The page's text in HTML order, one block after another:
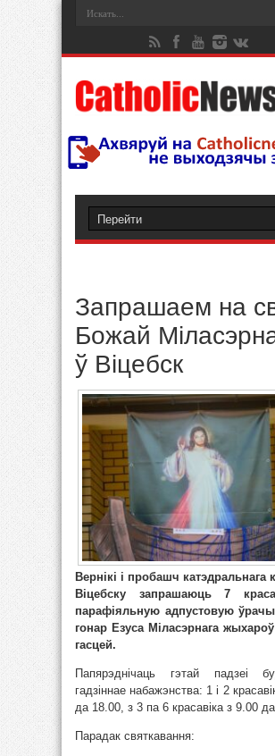
Запрашаем на
Божай
ў Віцебск
Вернікі і пробашч катэдральнага
Віцебску запрашаюць 7
парафіяльную адпустовую
гонар Езуса Міласэрнага жыхароў
гасцей.
Папярэднічаць гэтай падзеі
гадзіннае набажэнства: 1 і 2
да 18.00, з 3 па 6 красавіка з 9.00
Парадак святкавання: